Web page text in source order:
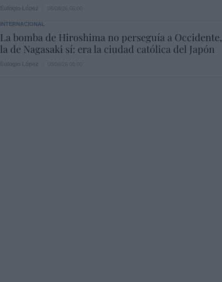
INTERNACIONAL
La bomba de Hiroshima no perseguía a Occidente,
la de Nagasaki sí: era la ciudad católica del Japón